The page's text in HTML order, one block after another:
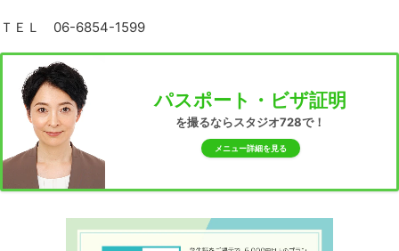
ＴＥＬ 06-6854-1599
パスポート・ビザ証明
を撮るならスタジオ728で！
メニュー詳細を見る